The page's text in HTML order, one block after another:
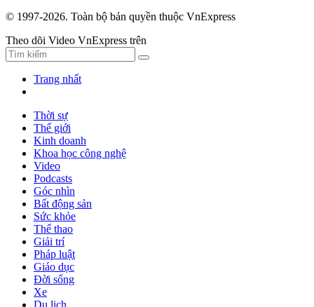
© 1997-2026. Toàn bộ bản quyền thuộc VnExpress
Theo dõi Video VnExpress trên
Trang nhất
Thời sự
Thế giới
Kinh doanh
Khoa học công nghệ
Video
Podcasts
Góc nhìn
Bất động sản
Sức khỏe
Thể thao
Giải trí
Pháp luật
Giáo dục
Đời sống
Xe
Du lịch